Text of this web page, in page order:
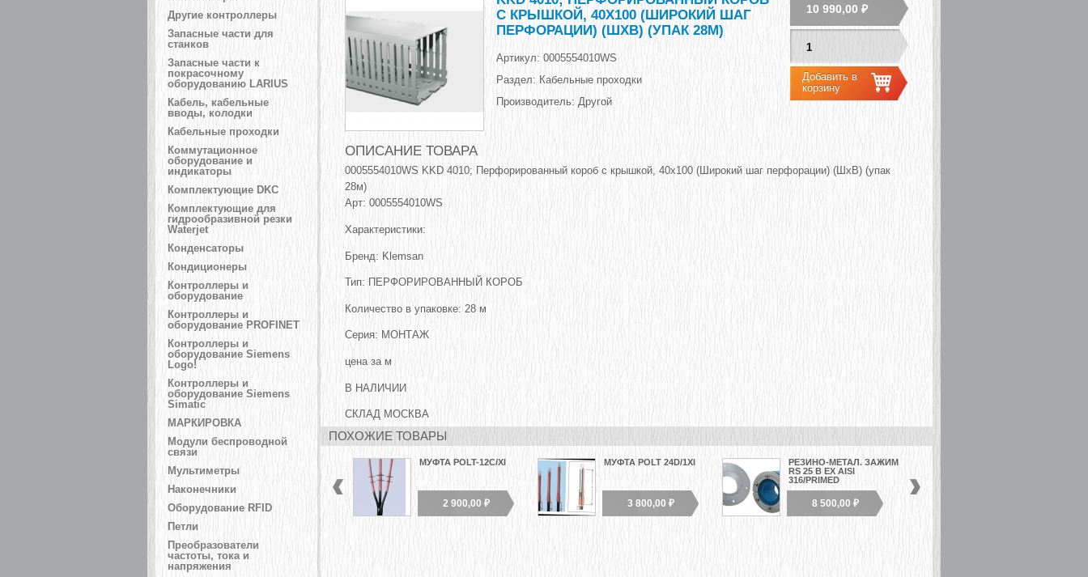
Другие контроллеры
Запасные части для
станков
Запасные части к
покрасочному
оборудованию LARIUS
Кабель, кабельные
вводы, колодки
Кабельные проходки
Коммутационное
оборудование и
индикаторы
Комплектующие DKC
Комплектующие для
гидрообразивной резки
Waterjet
Конденсаторы
Кондиционеры
Контроллеры и
оборудование
Контроллеры и
оборудование PROFINET
Контроллеры и
оборудование Siemens
Logo!
Контроллеры и
оборудование Siemens
Simatic
МАРКИРОВКА
Модули беспроводной
связи
Мультиметры
Наконечники
Оборудование RFID
Петли
Преобразователи
частоты, тока и
напряжения
10 990,00 ₽
С КРЫШКОЙ, 40X100 (ШИРОКИЙ ШАГ
ПЕРФОРАЦИИ) (ШXВ) (УПАК 28М)
Артикул: 0005554010WS
Раздел: Кабельные проходки
Производитель: Другой
ОПИСАНИЕ ТОВАРА
0005554010WS KKD 4010; Перфорированный короб с крышкой, 40x100 (Широкий шаг перфорации) (ШxВ) (упак
28м)
Арт: 0005554010WS
Характеристики:
Бренд: Klemsan
Тип: ПЕРФОРИРОВАННЫЙ КОРОБ
Количество в упаковке: 28 м
Серия: МОНТАЖ
цена за м
В НАЛИЧИИ
СКЛАД МОСКВА
ПОХОЖИЕ ТОВАРЫ
МУФТА POLT-12C/XI
2 900,00 ₽
МУФТА POLT 24D/1XI
3 800,00 ₽
РЕЗИНО-МЕТАЛ. ЗАЖИМ
RS 25 B EX AISI
316/PRIMED
8 500,00 ₽